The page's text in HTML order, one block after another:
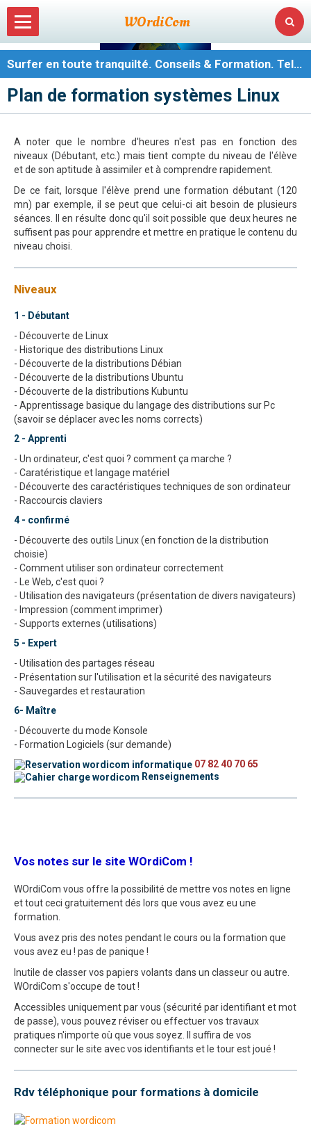
WOrdiCom
Surfer en toute tranquilté. Conseils & Formation. Tel : 07 82 40 70 65
Tel : 07 82 40 70 65
Supervision
Formations
Dépannages
Site Internet
Annonces
Connexions
Plan de formation systèmes Linux
A noter que le nombre d'heures n'est pas en fonction des
niveaux (Débutant, etc.) mais tient compte du niveau de l'élève
et de son aptitude à assimiler et à comprendre rapidement.
De ce fait, lorsque l'élève prend une formation débutant (120
mn) par exemple, il se peut que celui-ci ait besoin de plusieurs
séances. Il en résulte donc qu'il soit possible que deux heures ne
suffisent pas pour apprendre et mettre en pratique le contenu du
niveau choisi.
Niveaux
1 - Débutant
- Découverte de Linux
- Historique des distributions Linux
- Découverte de la distributions Débian
- Découverte de la distributions Ubuntu
- Découverte de la distributions Kubuntu
- Apprentissage basique du langage des distributions sur Pc
(savoir se déplacer avec les noms corrects)
2 - Apprenti
- Un ordinateur, c'est quoi ? comment ça marche ?
- Caratéristique et langage matériel
- Découverte des caractéristiques techniques de son ordinateur
- Raccourcis claviers
4 - confirmé
- Découverte des outils Linux (en fonction de la distribution
choisie)
- Comment utiliser son ordinateur correctement
- Le Web, c'est quoi ?
- Utilisation des navigateurs (présentation de divers navigateurs)
- Impression (comment imprimer)
- Supports externes (utilisations)
5 - Expert
- Utilisation des partages réseau
- Présentation sur l'utilisation et la sécurité des navigateurs
- Sauvegardes et restauration
6- Maître
- Découverte du mode Konsole
- Formation Logiciels (sur demande)
07 82 40 70 65
Renseignements
Vos notes sur le site WOrdiCom !
WOrdiCom vous offre la possibilité de mettre vos notes en ligne
et tout ceci gratuitement dés lors que vous avez eu une
formation.
Vous avez pris des notes pendant le cours ou la formation que
vous avez eu ! pas de panique !
Inutile de classer vos papiers volants dans un classeur ou autre.
WOrdiCom s'occupe de tout !
Accessibles uniquement par vous (sécurité par identifiant et mot
de passe), vous pouvez réviser ou effectuer vos travaux
pratiques n'importe où que vous soyez. Il suffira de vos
connecter sur le site avec vos identifiants et le tour est joué !
Rdv téléphonique pour formations à domicile